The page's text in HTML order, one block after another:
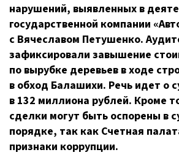
нарушений, выявленных в
государственной компании
с Вячеславом Петушенко.
зафиксировали завышение
по вырубке деревьев в ходе
в обход Балашихи. Речь идет о
в 132 миллиона рублей. Кроме
сделки могут быть оспорены в
порядке, так как Счетная
признаки коррупции.